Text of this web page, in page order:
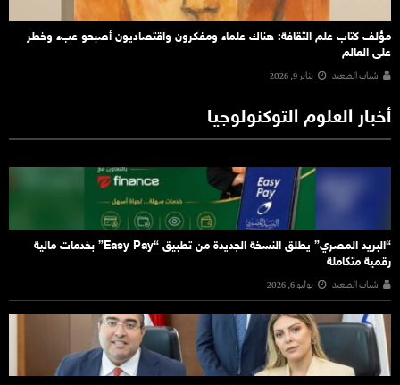
مؤلف كتاب علم الثقافة: هناك علماء ومفكرون واقتصاديون أصبحو عبء وخطر
على العالم
شباب الصعيد يناير 9, 2026
أخبار العلوم التوكنولوجيا
“البريد المصري” يطلق النسخة الجديدة من تطبيق “Easy Pay” بخدمات مالية
رقمية متكاملة
شباب الصعيد يوليو 6, 2026